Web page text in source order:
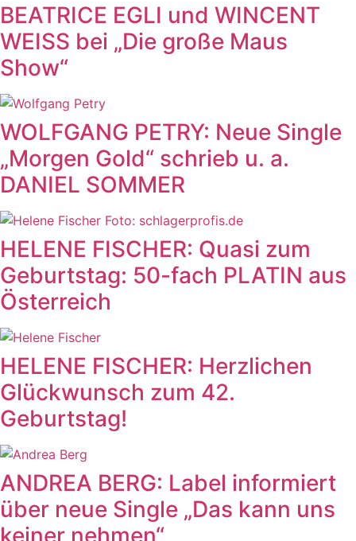
BEATRICE EGLI und WINCENT
WEISS bei „Die große Maus
Show“
WOLFGANG PETRY: Neue Single
„Morgen Gold“ schrieb u. a.
DANIEL SOMMER
HELENE FISCHER: Quasi zum
Geburtstag: 50-fach PLATIN aus
Österreich
HELENE FISCHER: Herzlichen
Glückwunsch zum 42.
Geburtstag!
ANDREA BERG: Label informiert
über neue Single „Das kann uns
keiner nehmen“